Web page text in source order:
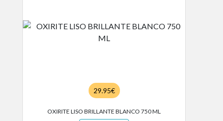
29.95€
OXIRITE LISO BRILLANTE BLANCO 750 ML